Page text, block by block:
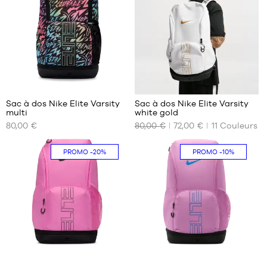
unique
unique
NOS
TAILLES
DISPONIBLES
Taille
unique
Uniquement
magasin
2
Sac à dos Nike Elite Varsity
multi
80,00 €
NOS
TAILLES
DISPONIBLES
unique
143
Sac à dos Nike Elite Varsity
white gold
80,00 €
72,00 € 11 Couleurs
PROMO-20%
143
PROMO -10%
143